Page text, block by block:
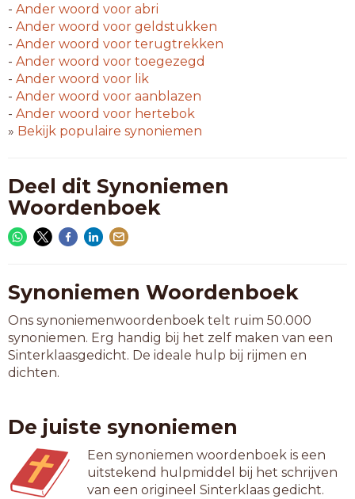
- Ander woord voor abri
- Ander woord voor geldstukken
- Ander woord voor terugtrekken
- Ander woord voor toegezegd
- Ander woord voor lik
- Ander woord voor aanblazen
- Ander woord voor hertebok
» Bekijk populaire synoniemen
Deel dit Synoniemen
Woordenboek
Synoniemen Woordenboek
Ons synoniemenwoordenboek telt ruim 50.000
synoniemen. Erg handig bij het zelf maken van een
Sinterklaasgedicht. De ideale hulp bij rijmen en
dichten.
De juiste synoniemen
Een synoniemen woordenboek is een
uitstekend hulpmiddel bij het schrijven
van een origineel Sinterklaas gedicht.